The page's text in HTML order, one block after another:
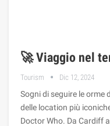
🚀 Viaggio nel
Tourism Dic 12, 2024
Sogni di seguire le orme
delle location più
Doctor Who. Da Cardiff